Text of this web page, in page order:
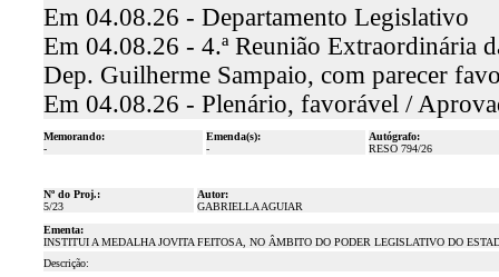
Em 04.08.26 - Departamento Legislativo
Em 04.08.26 - 4.ª Reunião Extraordinária
Dep. Guilherme Sampaio, com parecer
Em 04.08.26 - Plenário, favorável /
Memorando:
-
Emenda(s):
-
Autógrafo:
RESO 794/26
Nº do Proj.:
5/23
Autor:
GABRIELLA AGUIAR
Ementa:
INSTITUI A MEDALHA JOVITA FEITOSA, NO ÂMBITO DO PODER LEGISLATIVO DO
Descrição: